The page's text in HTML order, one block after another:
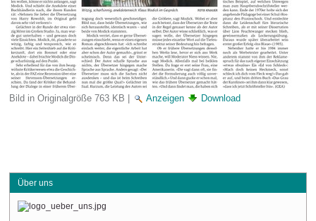
Bild in Originalgröße 763 KB | Anzeigen Download
Über uns